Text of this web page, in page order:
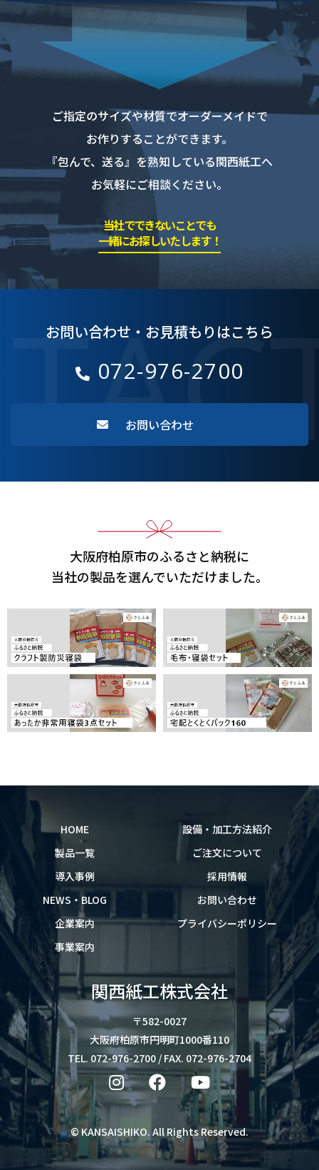
ご指定のサイズや材質でオーダーメイドで
お作りすることができます。
『包んで、送る』を熟知している関西紙工へ
お気軽にご相談ください。
当社でできないことでも
一緒にお探しいたします！
お問い合わせ・お見積もりはこちら
072-976-2700
お問い合わせ
大阪府柏原市のふるさと納税に
当社の製品を選んでいただけました。
HOME
製品一覧
導入事例
NEWS・BLOG
企業案内
事業案内
設備・加工方法紹介
ご注文について
採用情報
お問い合わせ
プライバシーポリシー
関西紙工株式会社
〒582-0027
大阪府柏原市円明町1000番110
TEL. 072-976-2700 / FAX. 072-976-2704
©KANSAISHIKO. All Rights Reserved.